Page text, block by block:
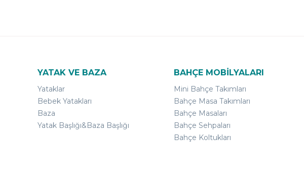
YATAK VE BAZA
Yataklar
Bebek Yatakları
Baza
Yatak Başlığı&Baza Başlığı
BAHÇE MOBİLYALARI
Mini Bahçe Takımları
Bahçe Masa Takımları
Bahçe Masaları
Bahçe Sehpaları
Bahçe Koltukları